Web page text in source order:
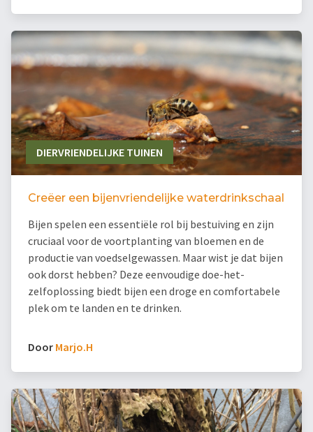
DIERVRIENDELIJKE TUINEN
Creëer een bijenvriendelijke waterdrinkschaal
Bijen spelen een essentiële rol bij bestuiving en zijn
cruciaal voor de voortplanting van bloemen en de
productie van voedselgewassen. Maar wist je dat bijen
ook dorst hebben? Deze eenvoudige doe-het-
zelfoplossing biedt bijen een droge en comfortabele
plek om te landen en te drinken.
Door Marjo.H